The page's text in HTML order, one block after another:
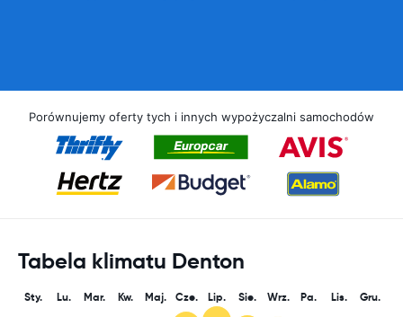
Porównujemy oferty tych i innych wypożyczalni samochodów
Tabela klimatu Denton
Sty. Lu. Mar. Kw. Maj. Cze. Lip. Sie. Wrz. Pa. Lis. Gru.